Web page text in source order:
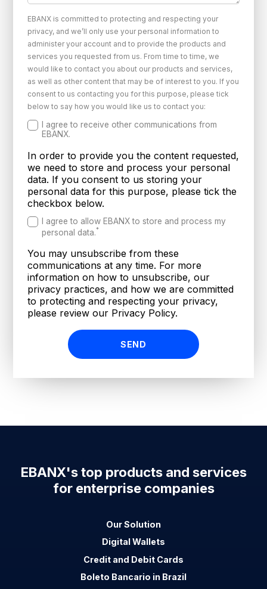
EBANX is committed to protecting and respecting your
privacy, and we’ll only use your personal information to
administer your account and to provide the products and
services you requested from us. From time to time, we
would like to contact you about our products and services,
as well as other content that may be of interest to you. If you
consent to us contacting you for this purpose, please tick
below to say how you would like us to contact you:
I agree to receive other communications from
EBANX.
In order to provide you the content requested,
we need to store and process your personal
data. If you consent to us storing your
personal data for this purpose, please tick the
checkbox below.
I agree to allow EBANX to store and process my
personal data.*
You may unsubscribe from these
communications at any time. For more
information on how to unsubscribe, our
privacy practices, and how we are committed
to protecting and respecting your privacy,
please review our Privacy Policy.
EBANX's top products and services
for enterprise companies
Our Solution
Digital Wallets
Credit and Debit Cards
Boleto Bancario in Brazil